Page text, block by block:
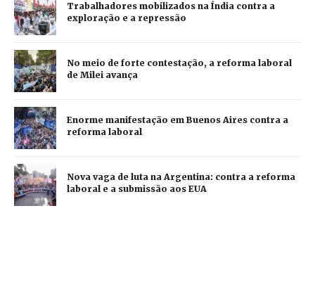
Trabalhadores mobilizados na Índia contra a
exploração e a repressão
No meio de forte contestação, a reforma laboral
de Milei avança
Enorme manifestação em Buenos Aires contra a
reforma laboral
Nova vaga de luta na Argentina: contra a reforma
laboral e a submissão aos EUA